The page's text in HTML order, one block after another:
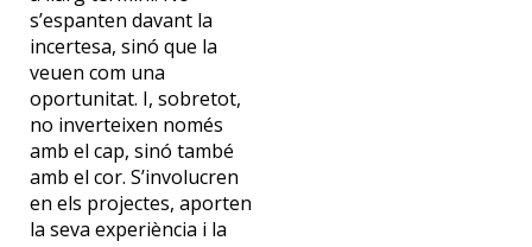
s’espanten davant la
incertesa, sinó que la
veuen com una
oportunitat. I, sobretot,
no inverteixen només
amb el cap, sinó també
amb el cor. S’involucren
en els projectes, aporten
la seva experiència i la